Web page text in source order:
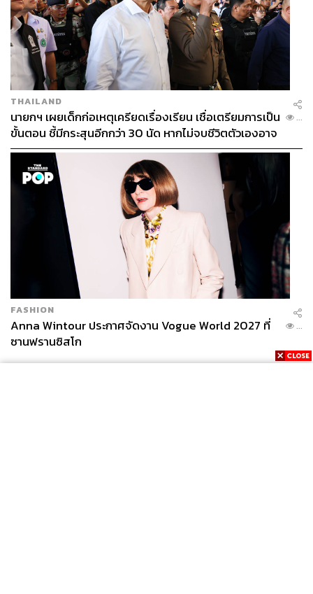
THAILAND
นายกฯ เผยเด็กก่อเหตุเครียดเรื่องเรียน เชื่อเตรียมการเป็น
ขั้นตอน ชี้มีกระสุนอีกกว่า 30 นัด หากไม่จบชีวิตตัวเองอาจ
สูญเสียเพิ่ม
...
FASHION
Anna Wintour ประกาศจัดงาน Vogue World 2027 ที่
ซานฟรานซิสโก
...